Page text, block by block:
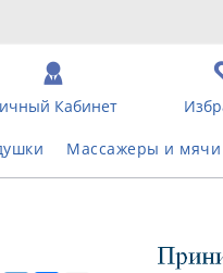
Кабинет
Массажеры и мячи